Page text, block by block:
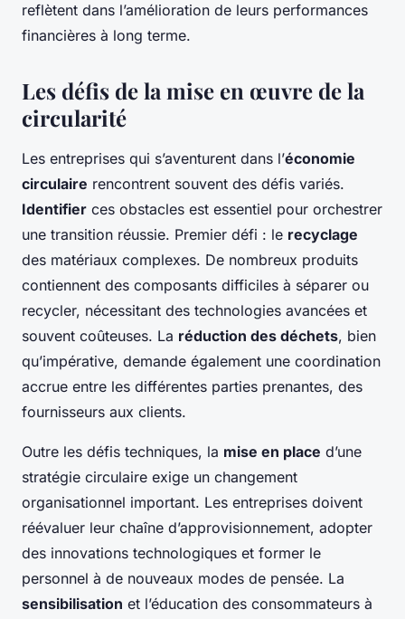
reflètent dans l’amélioration de leurs performances
financières à long terme.
Les défis de la mise en œuvre de la
circularité
Les entreprises qui s’aventurent dans l’économie
circulaire rencontrent souvent des défis variés.
Identifier ces obstacles est essentiel pour orchestrer
une transition réussie. Premier défi : le recyclage
des matériaux complexes. De nombreux produits
contiennent des composants difficiles à séparer ou
recycler, nécessitant des technologies avancées et
souvent coûteuses. La réduction des déchets, bien
qu’impérative, demande également une coordination
accrue entre les différentes parties prenantes, des
fournisseurs aux clients.
Outre les défis techniques, la mise en place d’une
stratégie circulaire exige un changement
organisationnel important. Les entreprises doivent
réévaluer leur chaîne d’approvisionnement, adopter
des innovations technologiques et former le
personnel à de nouveaux modes de pensée. La
sensibilisation et l’éducation des consommateurs à